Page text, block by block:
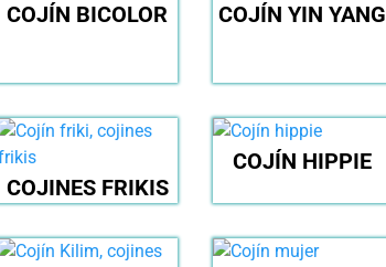
COJÍN BICOLOR COJÍN YIN YANG
COJINES FRIKIS
COJÍN HIPPIE